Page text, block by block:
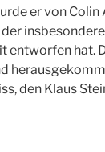
er von
entworfen hat.
den Klaus